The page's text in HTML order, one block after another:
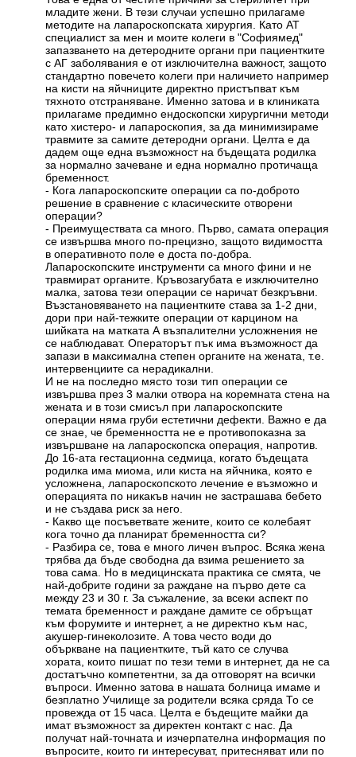
младите жени. В тези случаи успешно прилагаме
методите на лапароскопската хирургия. Като АТ
специалист за мен и моите колеги в "Софиямед"
запазването на детеродните органи при пациентките
с АГ заболявания е от изключителна важност, защото
стандартно повечето колеги при наличието например
на кисти на яйчниците директно пристъпват към
тяхното отстраняване. Именно затова и в клиниката
прилагаме предимно ендоскопски хирургични методи
като хистеро- и лапароскопия, за да минимизираме
травмите за самите детеродни органи. Целта е да
дадем още една възможност на бъдещата родилка
за нормално зачеване и една нормално протичаща
бременност.
- Кога лапароскопските операции са по-доброто
решение в сравнение с класическите отворени
операции?
- Преимуществата са много. Първо, самата операция
се извършва много по-прецизно, защото видимостта
в оперативното поле е доста по-добра.
Лапароскопските инструменти са много фини и не
травмират органите. Кръвозагубата е изключително
малка, затова тези операции се наричат безкръвни.
Възстановяването на пациентките става за 1-2 дни,
дори при най-тежките операции от карцином на
шийката на матката А възпалителни усложнения не
се наблюдават. Операторът пък има възможност да
запази в максимална степен органите на жената, т.е.
интервенциите са нерадикални.
И не на последно място този тип операции се
извършва през 3 малки отвора на коремната стена на
жената и в този смисъл при лапароскопските
операции няма груби естетични дефекти. Важно е да
се знае, че бременността не е противопоказна за
извършване на лапароскопска операция, напротив.
До 16-ата гестационна седмица, когато бъдещата
родилка има миома, или киста на яйчника, която е
усложнена, лапароскопското лечение е възможно и
операцията по никакъв начин не застрашава бебето
и не създава риск за него.
- Какво ще посъветвате жените, които се колебаят
кога точно да планират бременността си?
- Разбира се, това е много личен въпрос. Всяка жена
трябва да бъде свободна да взима решението за
това сама. Но в медицинската практика се смята, че
най-добрите години за раждане на първо дете са
между 23 и 30 г. За съжаление, за всеки аспект по
темата бременност и раждане дамите се обръщат
към форумите и интернет, а не директно към нас,
акушер-гинеколозите. А това често води до
объркване на пациентките, тъй като се случва
хората, които пишат по тези теми в интернет, да не са
достатъчно компетентни, за да отговорят на всички
въпроси. Именно затова в нашата болница имаме и
безплатно Училище за родители всяка сряда То се
провежда от 15 часа. Целта е бъдещите майки да
имат възможност за директен контакт с нас. Да
получат най-точната и изчерпателна информация по
въпросите, които ги интересуват, притесняват или по